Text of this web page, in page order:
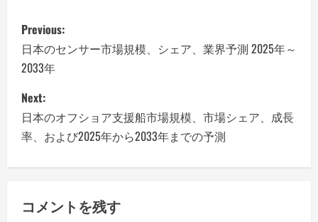
P
o
s
t
n
a
v
Previous:
日本のセンサー市場規模、シェア、業界予測 2025年～
2033年
Next:
日本のオフショア支援船市場規模、市場シェア、成長
率、および2025年から2033年までの予測
コメントを残す